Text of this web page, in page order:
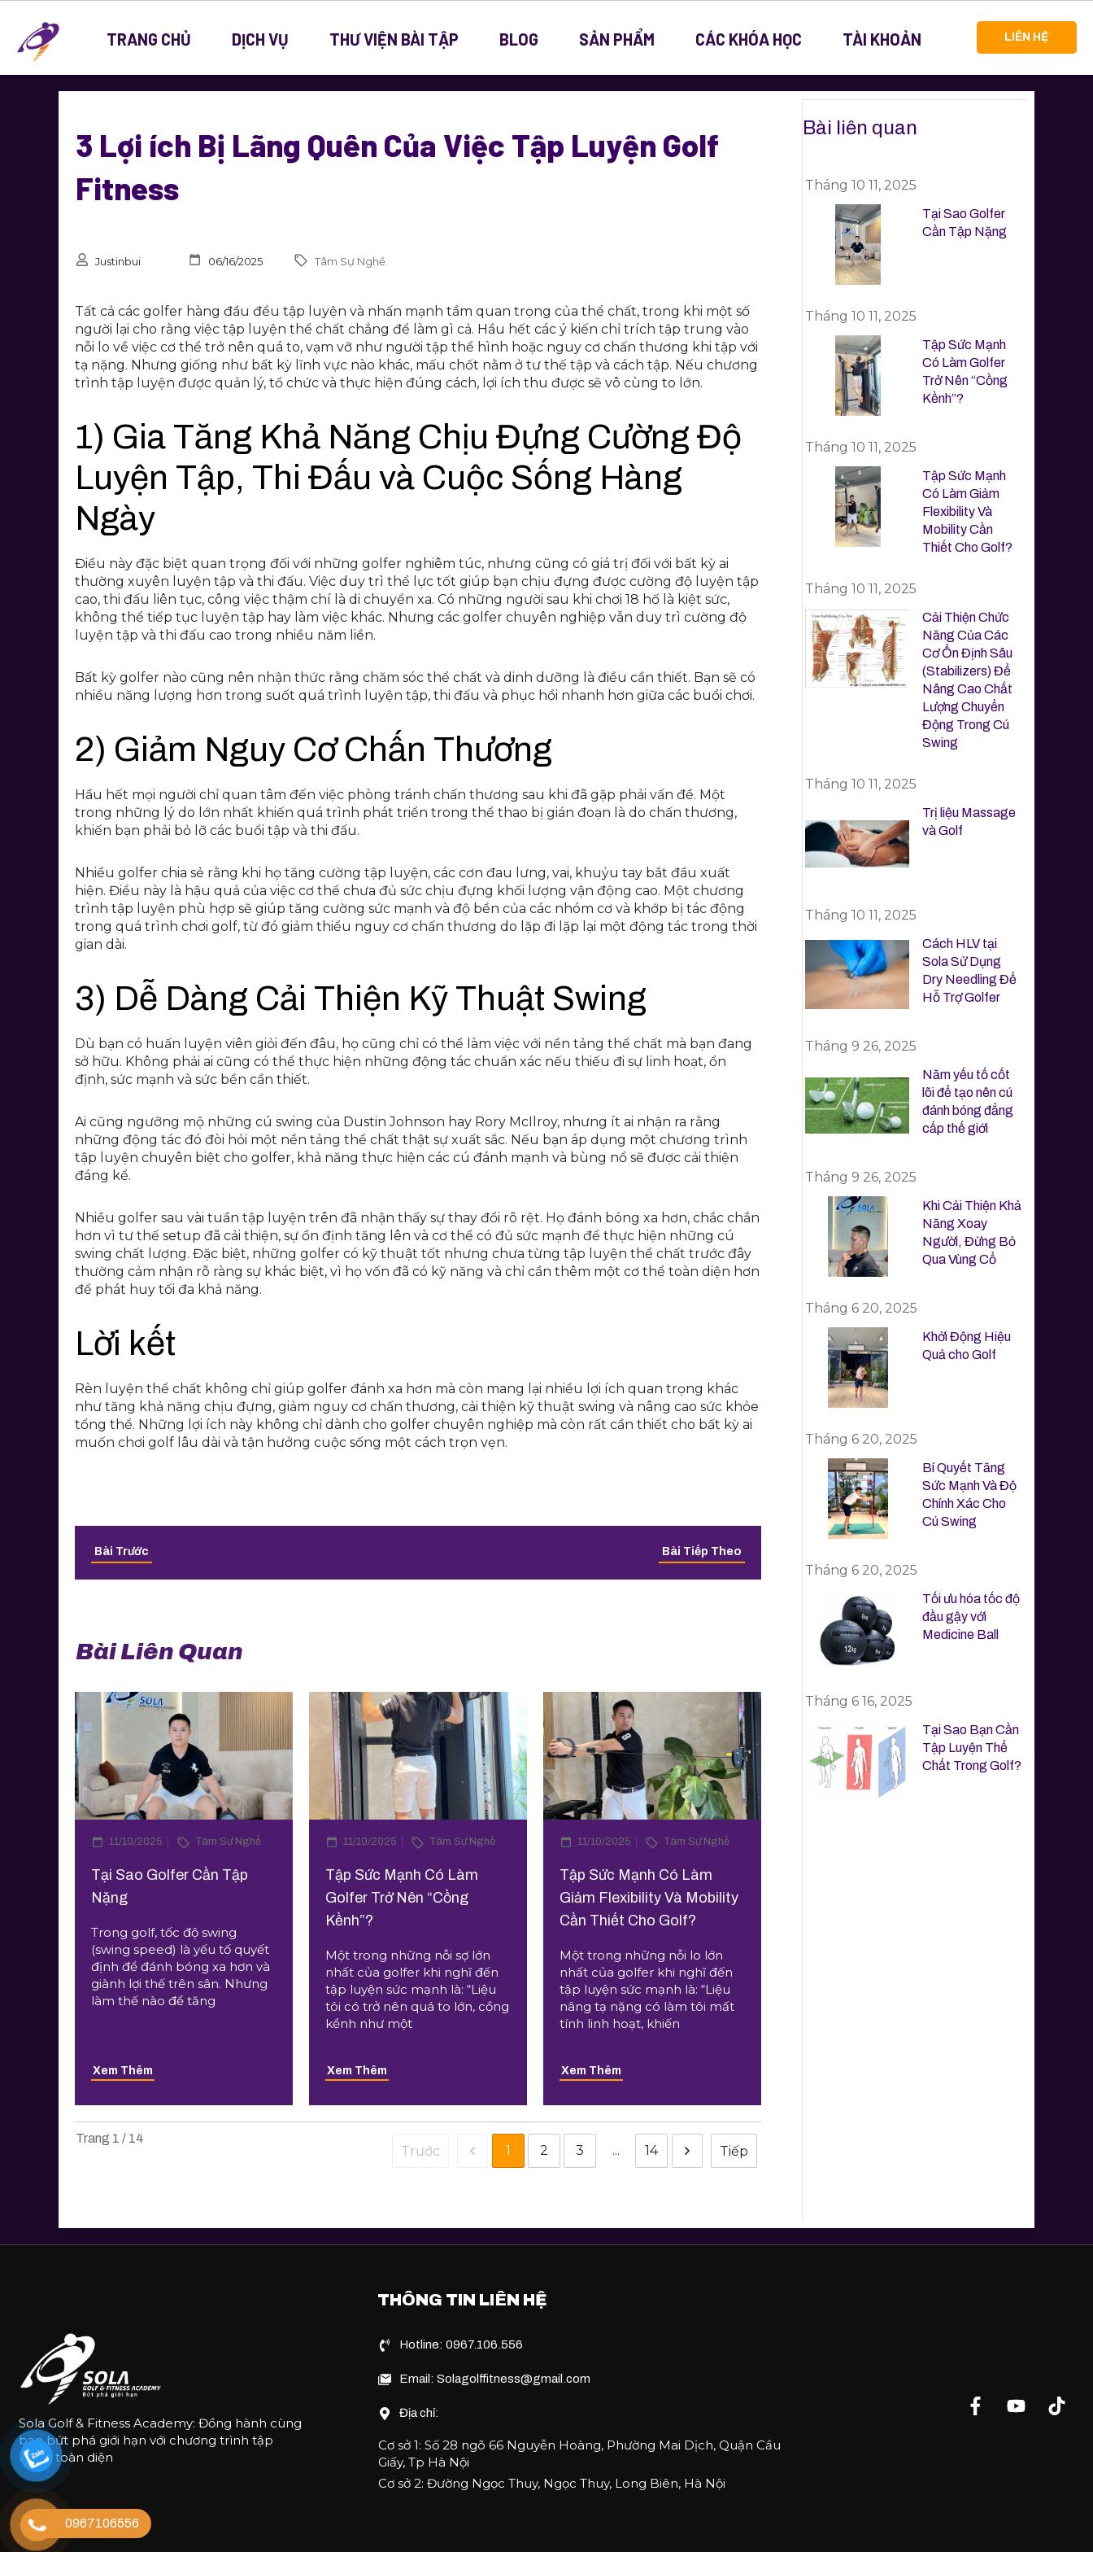
TRANG CHỦ DỊCH VỤ THƯ VIỆN BÀI TẬP BLOG SẢN PHẨM CÁC KHÓA HỌC TÀI KHOẢN LIÊN HỆ
3 Lợi ích Bị Lãng Quên Của Việc Tập Luyện Golf
Fitness
Justinbui 06/16/2025 Tâm Sự Nghề
Tất cả các golfer hàng đầu đều tập luyện và nhấn mạnh tầm quan trọng của thể chất, trong khi một số
người lại cho rằng việc tập luyện thể chất chẳng để làm gì cả. Hầu hết các ý kiến chỉ trích tập trung vào
nỗi lo về việc cơ thể trở nên quá to, vạm vỡ như người tập thể hình hoặc nguy cơ chấn thương khi tập với
tạ nặng. Nhưng giống như bất kỳ lĩnh vực nào khác, mấu chốt nằm ở tư thế tập và cách tập. Nếu chương
trình tập luyện được quản lý, tổ chức và thực hiện đúng cách, lợi ích thu được sẽ vô cùng to lớn.
1) Gia Tăng Khả Năng Chịu Đựng Cường Độ
Luyện Tập, Thi Đấu và Cuộc Sống Hàng
Ngày
Điều này đặc biệt quan trọng đối với những golfer nghiêm túc, nhưng cũng có giá trị đối với bất kỳ ai
thường xuyên luyện tập và thi đấu. Việc duy trì thể lực tốt giúp bạn chịu đựng được cường độ luyện tập
cao, thi đấu liên tục, công việc thậm chí là di chuyển xa. Có những người sau khi chơi 18 hố là kiệt sức,
không thể tiếp tục luyện tập hay làm việc khác. Nhưng các golfer chuyên nghiệp vẫn duy trì cường độ
luyện tập và thi đấu cao trong nhiều năm liền.
Bất kỳ golfer nào cũng nên nhận thức rằng chăm sóc thể chất và dinh dưỡng là điều cần thiết. Bạn sẽ có
nhiều năng lượng hơn trong suốt quá trình luyện tập, thi đấu và phục hồi nhanh hơn giữa các buổi chơi.
2) Giảm Nguy Cơ Chấn Thương
Hầu hết mọi người chỉ quan tâm đến việc phòng tránh chấn thương sau khi đã gặp phải vấn đề. Một
trong những lý do lớn nhất khiến quá trình phát triển trong thể thao bị gián đoạn là do chấn thương,
khiến bạn phải bỏ lỡ các buổi tập và thi đấu.
Nhiều golfer chia sẻ rằng khi họ tăng cường tập luyện, các cơn đau lưng, vai, khuỷu tay bắt đầu xuất
hiện. Điều này là hậu quả của việc cơ thể chưa đủ sức chịu đựng khối lượng vận động cao. Một chương
trình tập luyện phù hợp sẽ giúp tăng cường sức mạnh và độ bền của các nhóm cơ và khớp bị tác động
trong quá trình chơi golf, từ đó giảm thiểu nguy cơ chấn thương do lặp đi lặp lại một động tác trong thời
gian dài.
3) Dễ Dàng Cải Thiện Kỹ Thuật Swing
Dù bạn có huấn luyện viên giỏi đến đâu, họ cũng chỉ có thể làm việc với nền tảng thể chất mà bạn đang
sở hữu. Không phải ai cũng có thể thực hiện những động tác chuẩn xác nếu thiếu đi sự linh hoạt, ổn
định, sức mạnh và sức bền cần thiết.
Ai cũng ngưỡng mộ những cú swing của Dustin Johnson hay Rory McIlroy, nhưng ít ai nhận ra rằng
những động tác đó đòi hỏi một nền tảng thể chất thật sự xuất sắc. Nếu bạn áp dụng một chương trình
tập luyện chuyên biệt cho golfer, khả năng thực hiện các cú đánh mạnh và bùng nổ sẽ được cải thiện
đáng kể.
Nhiều golfer sau vài tuần tập luyện trên đã nhận thấy sự thay đổi rõ rệt. Họ đánh bóng xa hơn, chắc chắn
hơn vì tư thế setup đã cải thiện, sự ổn định tăng lên và cơ thể có đủ sức mạnh để thực hiện những cú
swing chất lượng. Đặc biệt, những golfer có kỹ thuật tốt nhưng chưa từng tập luyện thể chất trước đây
thường cảm nhận rõ ràng sự khác biệt, vì họ vốn đã có kỹ năng và chỉ cần thêm một cơ thể toàn diện hơn
để phát huy tối đa khả năng.
Lời kết
Rèn luyện thể chất không chỉ giúp golfer đánh xa hơn mà còn mang lại nhiều lợi ích quan trọng khác
như tăng khả năng chịu đựng, giảm nguy cơ chấn thương, cải thiện kỹ thuật swing và nâng cao sức khỏe
tổng thể. Những lợi ích này không chỉ dành cho golfer chuyên nghiệp mà còn rất cần thiết cho bất kỳ ai
muốn chơi golf lâu dài và tận hưởng cuộc sống một cách trọn vẹn.
Bài Trước Bài Tiếp Theo
Bài Liên Quan
11/10/2025 Tâm Sự Nghề
Tại Sao Golfer Cần Tập
Nặng
Trong golf, tốc độ swing
(swing speed) là yếu tố quyết
định để đánh bóng xa hơn và
giành lợi thế trên sân. Nhưng
làm thế nào để tăng
Xem Thêm
11/10/2025 Tâm Sự Nghề
Tập Sức Mạnh Có Làm
Golfer Trở Nên “Cồng
Kềnh”?
Một trong những nỗi sợ lớn
nhất của golfer khi nghĩ đến
tập luyện sức mạnh là: “Liệu
tôi có trở nên quá to lớn, cồng
kềnh như một
Xem Thêm
11/10/2025 Tâm Sự Nghề
Tập Sức Mạnh Có Làm
Giảm Flexibility Và Mobility
Cần Thiết Cho Golf?
Một trong những nỗi lo lớn
nhất của golfer khi nghĩ đến
tập luyện sức mạnh là: “Liệu
nâng tạ nặng có làm tôi mất
tính linh hoạt, khiến
Xem Thêm
Trang 1 / 14
Trước 1 2 3 ... 14 Tiếp
Bài liên quan
Tháng 10 11, 2025
Tại Sao Golfer
Cần Tập Nặng
Tháng 10 11, 2025
Tập Sức Mạnh
Có Làm Golfer
Trở Nên “Cồng
Kềnh”?
Tháng 10 11, 2025
Tập Sức Mạnh
Có Làm Giảm
Flexibility Và
Mobility Cần
Thiết Cho Golf?
Tháng 10 11, 2025
Cải Thiện Chức
Năng Của Các
Cơ Ổn Định Sâu
(Stabilizers) Để
Nâng Cao Chất
Lượng Chuyển
Động Trong Cú
Swing
Tháng 10 11, 2025
Trị liệu Massage
và Golf
Tháng 10 11, 2025
Cách HLV tại
Sola Sử Dụng
Dry Needling Để
Hỗ Trợ Golfer
Tháng 9 26, 2025
Năm yếu tố cốt
lõi để tạo nên cú
đánh bóng đẳng
cấp thế giới
Tháng 9 26, 2025
Khi Cải Thiện Khả
Năng Xoay
Người, Đừng Bỏ
Qua Vùng Cổ
Tháng 6 20, 2025
Khởi Động Hiệu
Quả cho Golf
Tháng 6 20, 2025
Bí Quyết Tăng
Sức Mạnh Và Độ
Chính Xác Cho
Cú Swing
Tháng 6 20, 2025
Tối ưu hóa tốc độ
đầu gậy với
Medicine Ball
Tháng 6 16, 2025
Tại Sao Bạn Cần
Tập Luyện Thể
Chất Trong Golf?
Sola Golf & Fitness Academy: Đồng hành cùng
bạn bứt phá giới hạn với chương trình tập
luyện toàn diện
THÔNG TIN LIÊN HỆ
Hotline: 0967.106.556
Email: Solagolffitness@gmail.com
Địa chỉ:
Cơ sở 1: Số 28 ngõ 66 Nguyễn Hoàng, Phường Mai Dịch, Quận Cầu
Giấy, Tp Hà Nội
Cơ sở 2: Đường Ngọc Thuy, Ngọc Thuy, Long Biên, Hà Nội
0967106556